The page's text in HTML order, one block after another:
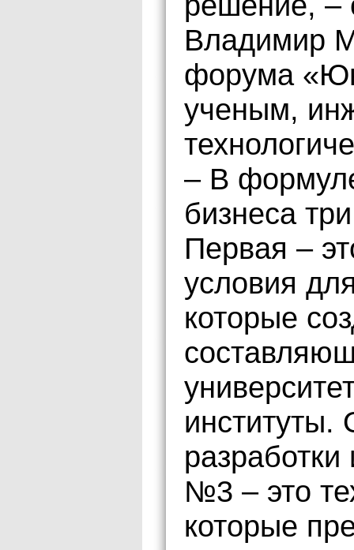
Владимир
форума
ученым,
– В
бизнеса
Первая –
условия
которые
институты.
№3 – это
которые